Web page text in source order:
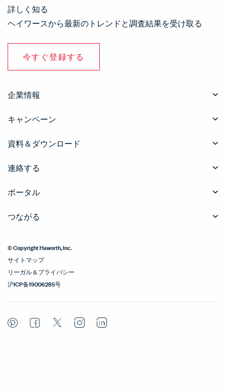
詳しく知る
ヘイワースから最新のトレンドと調査結果を受け取る
今すぐ登録する
企業情報
キャンペーン
資料＆ダウンロード
連絡する
ポータル
つながる
© Copyright Haworth, Inc.
サイトマップ
リーガル＆プライバシー
沪ICP备19006285号
PinterestFacebook
TwitterInstagramLinkedIn